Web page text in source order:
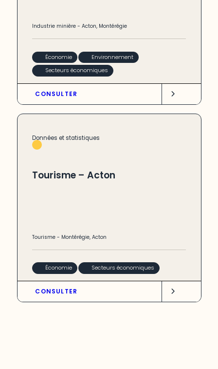
Industrie minière -Acton, Montérégie
Économie
Environnement
Secteurs économiques
CONSULTER
Données et statistiques
Tourisme – Acton
Tourisme - Montérégie,Acton
Économie Secteurs économiques
CONSULTER